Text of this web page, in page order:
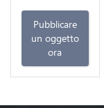
Pubblicare
un oggetto
ora